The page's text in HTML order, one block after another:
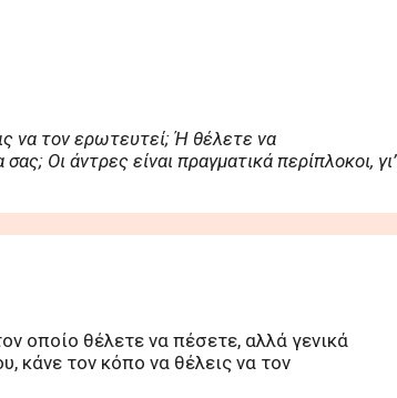
να τον ερωτευτεί; Ή θέλετε να
Οι άντρες είναι πραγματικά περίπλοκοι, γι’
οποίο θέλετε να πέσετε, αλλά γενικά
κάνε τον κόπο να θέλεις να τον